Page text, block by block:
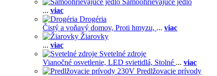
Samoohrievajúce jedlo
... viac
Drogéria
Čistý a voňavý domov, Proti hmyzu, ... viac
Žiarovky
... viac
Svetelné zdroje
Vianočné osvetlenie, LED svietidlá, Stolné ... viac
Predlžovacie prívody